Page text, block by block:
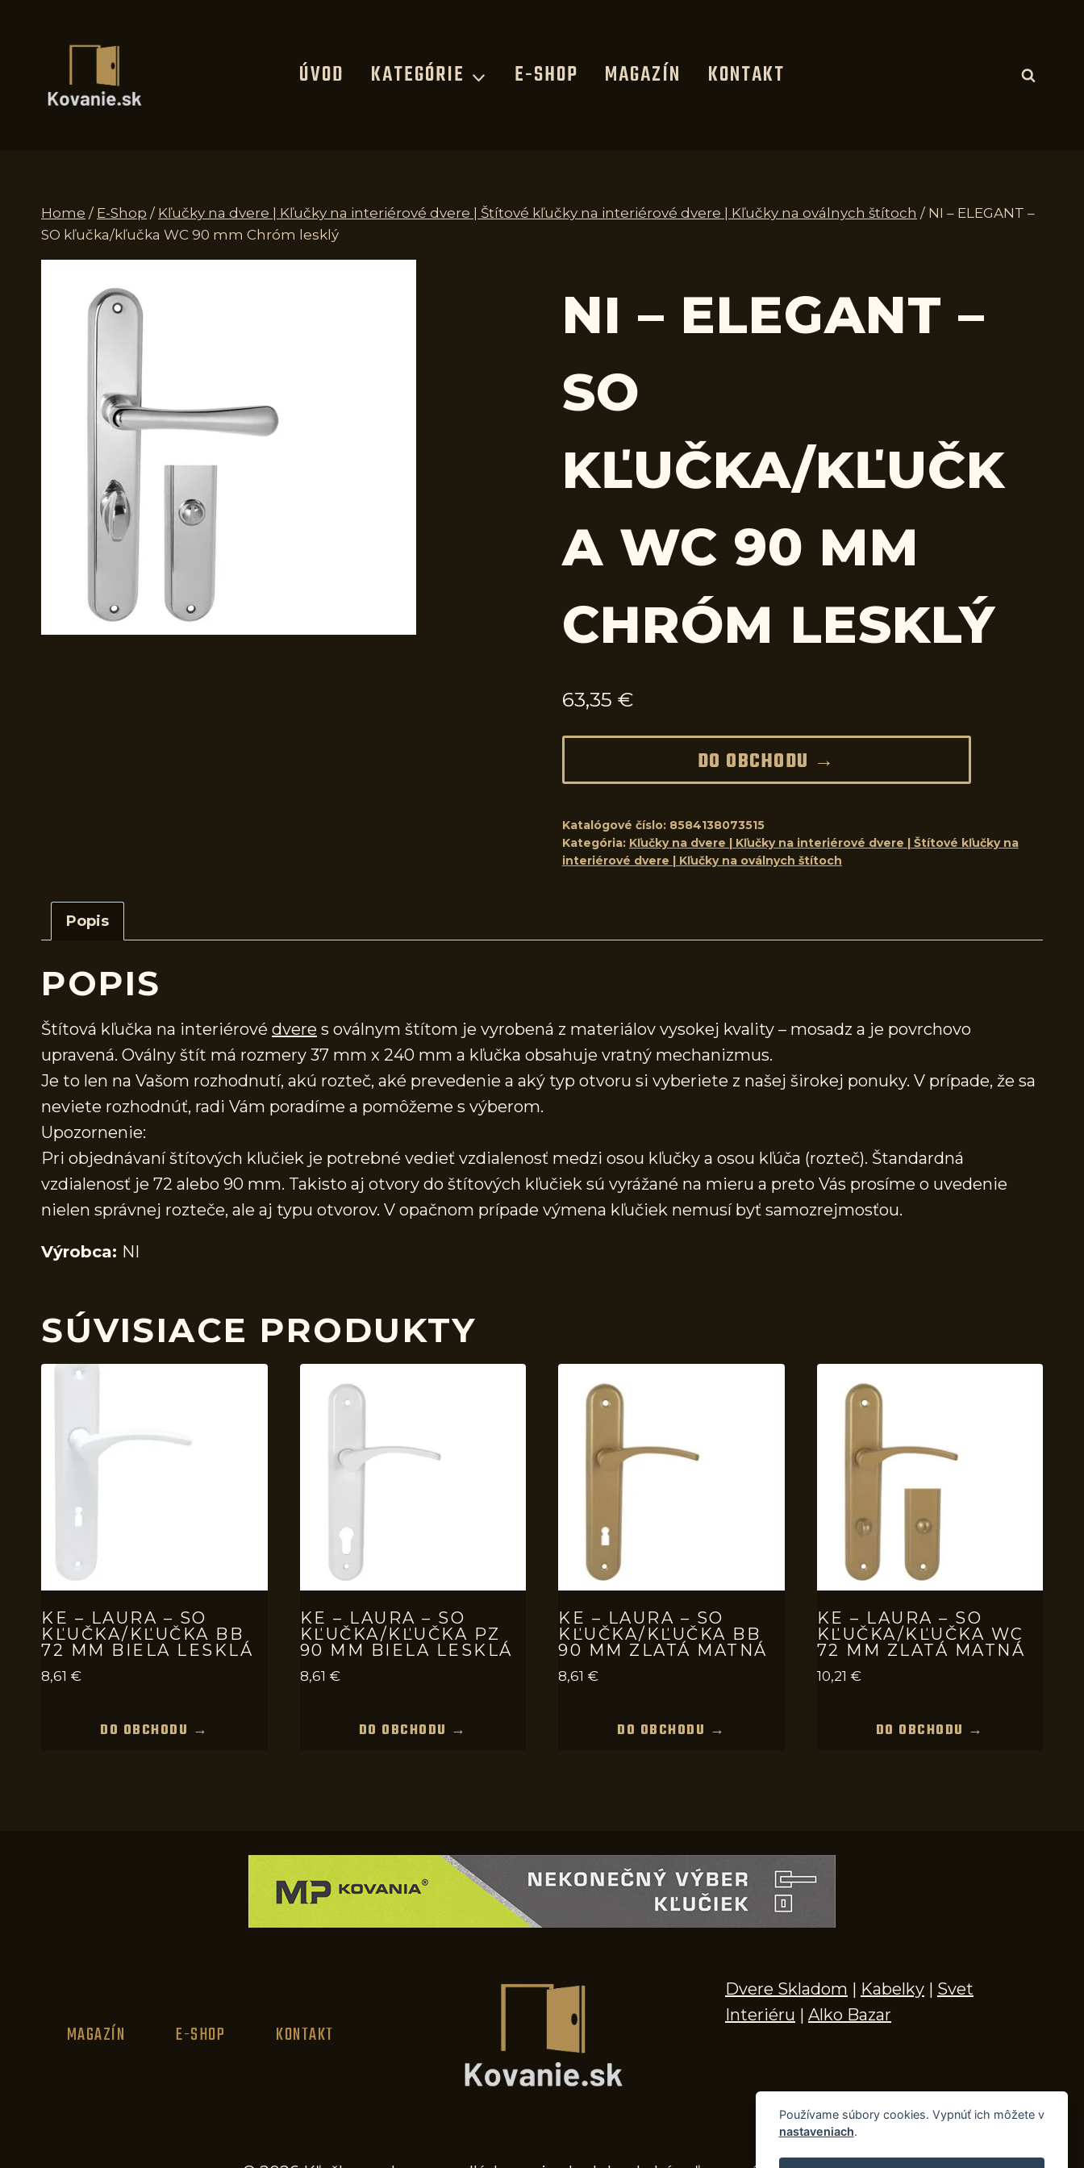
ÚVOD KATEGÓRIE E-SHOP MAGAZÍN KONTAKT
Home / E-Shop / Kľučky na dvere | Kľučky na interiérové dvere | Štítové kľučky na interiérové dvere | Kľučky na oválnych štítoch / NI – ELEGANT –
SO kľučka/kľučka WC 90 mm Chróm lesklý
NI – ELEGANT –
SO
KĽUČKA/KĽUČK
A WC 90 MM
CHRÓM LESKLÝ
63,35 €
DO OBCHODU →
Katalógové číslo: 8584138073515
Kategória: Kľučky na dvere | Kľučky na interiérové dvere | Štítové kľučky na
interiérové dvere | Kľučky na oválnych štítoch
Popis
POPIS
Štítová kľučka na interiérové dvere s oválnym štítom je vyrobená z materiálov vysokej kvality – mosadz a je povrchovo
upravená. Oválny štít má rozmery 37 mm x 240 mm a kľučka obsahuje vratný mechanizmus.
Je to len na Vašom rozhodnutí, akú rozteč, aké prevedenie a aký typ otvoru si vyberiete z našej širokej ponuky. V prípade, že sa
neviete rozhodnúť, radi Vám poradíme a pomôžeme s výberom.
Upozornenie:
Pri objednávaní štítových kľučiek je potrebné vedieť vzdialenosť medzi osou kľučky a osou kľúča (rozteč). Štandardná
vzdialenosť je 72 alebo 90 mm. Takisto aj otvory do štítových kľučiek sú vyrážané na mieru a preto Vás prosíme o uvedenie
nielen správnej rozteče, ale aj typu otvorov. V opačnom prípade výmena kľučiek nemusí byť samozrejmosťou.
Výrobca: NI
SÚVISIACE PRODUKTY
KE – LAURA – SO
KĽUČKA/KĽUČKA BB
72 MM BIELA LESKLÁ
8,61 €
DO OBCHODU →
KE – LAURA – SO
KĽUČKA/KĽUČKA PZ
90 MM BIELA LESKLÁ
8,61 €
DO OBCHODU →
KE – LAURA – SO
KĽUČKA/KĽUČKA BB
90 MM ZLATÁ MATNÁ
8,61 €
DO OBCHODU →
KE – LAURA – SO
KĽUČKA/KĽUČKA WC
72 MM ZLATÁ MATNÁ
10,21 €
DO OBCHODU →
MAGAZÍN E-SHOP KONTAKT
Dvere Skladom | Kabelky | Svet
Interiéru | Alko Bazar
Používame súbory cookies. Vypnúť ich môžete v
nastaveniach.